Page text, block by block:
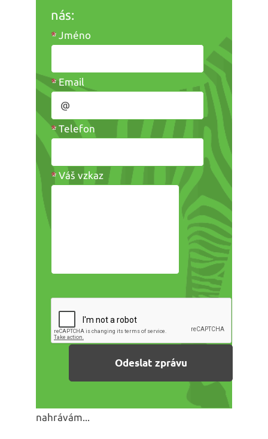
nás:
* Jméno
*Email
* Telefon
* Váš vzkaz
nahrávám...